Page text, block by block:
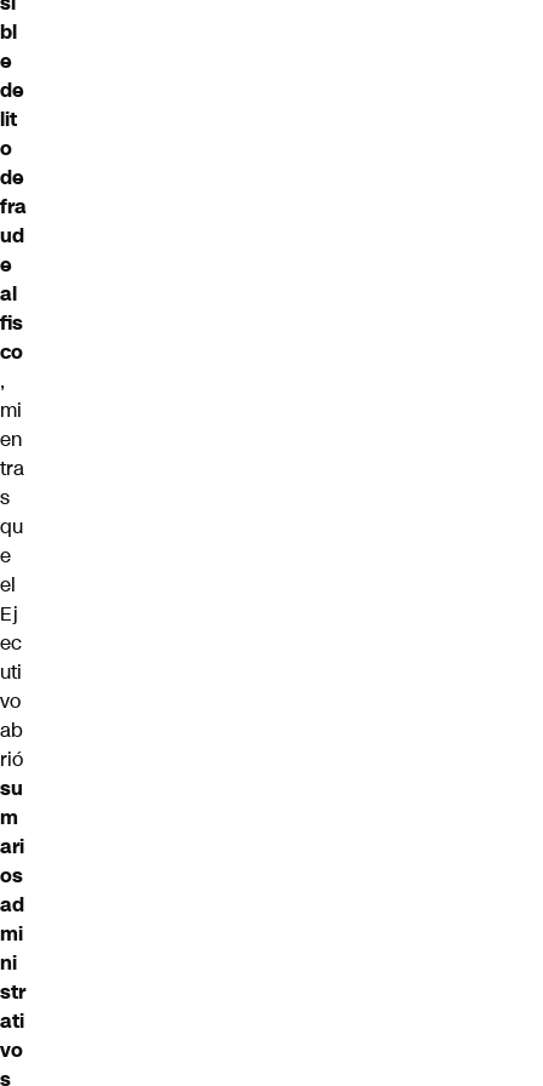
bl
e
de
lit
o
de
fra
ud
e
al
fis
co
,
mi
en
tra
s
qu
e
el
Ej
ec
uti
vo
ab
rió
su
m
ari
os
ad
mi
ni
str
ati
vo
s